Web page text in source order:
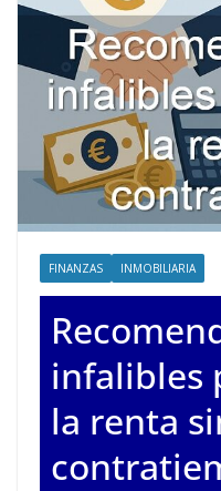
FINANZAS INMOBILIARIA
infalibles
la renta